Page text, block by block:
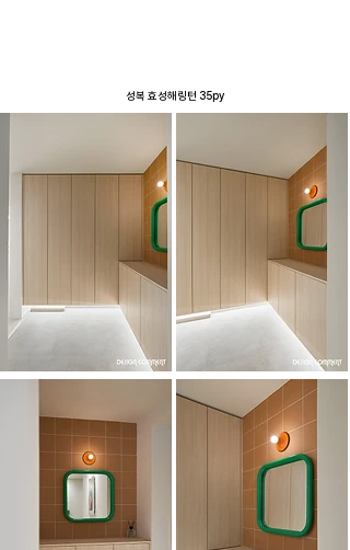
​성복 효성해링턴 35py